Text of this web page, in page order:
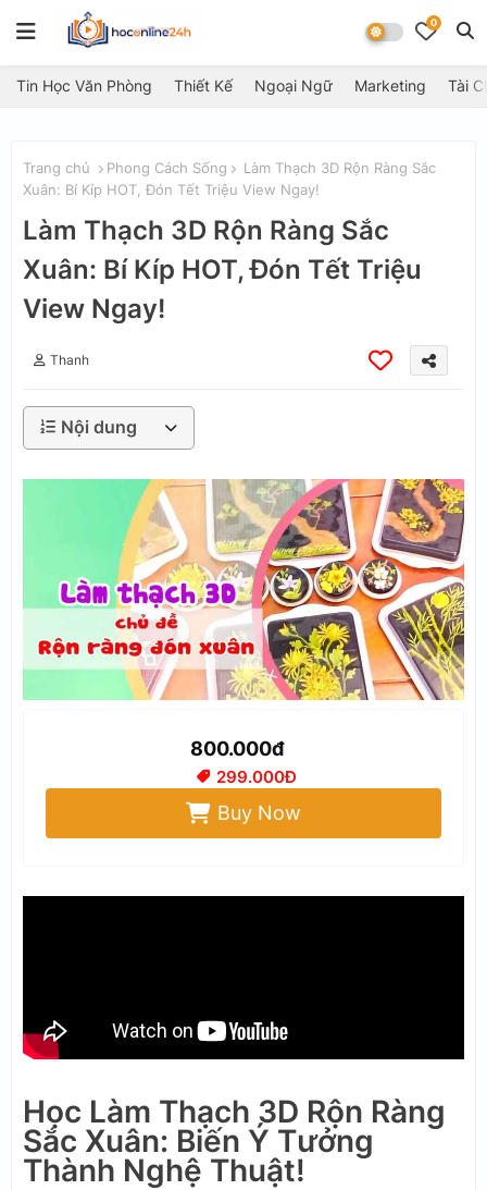
0
Tin Học Văn Phòng Thiết Kế Ngoại Ngữ Marketing Tài
Trang chủ Phong Cách Sống
Làm Thạch 3D Rộn Ràng Sắc
Xuân: Bí Kíp HOT, Đón Tết Triệu View Ngay!
Làm Thạch 3D Rộn Ràng Sắc
Xuân: Bí Kíp HOT, Đón Tết Triệu
View Ngay!
Thanh
Nội dung
800.000đ
299.000Đ
Buy Now
Học Làm Thạch 3D Rộn Ràng
Sắc Xuân: Biến Ý Tưởng
Thành Nghệ Thuật!